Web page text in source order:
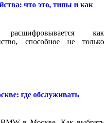
что это, типы и как
как
способное не только
где обслуживать